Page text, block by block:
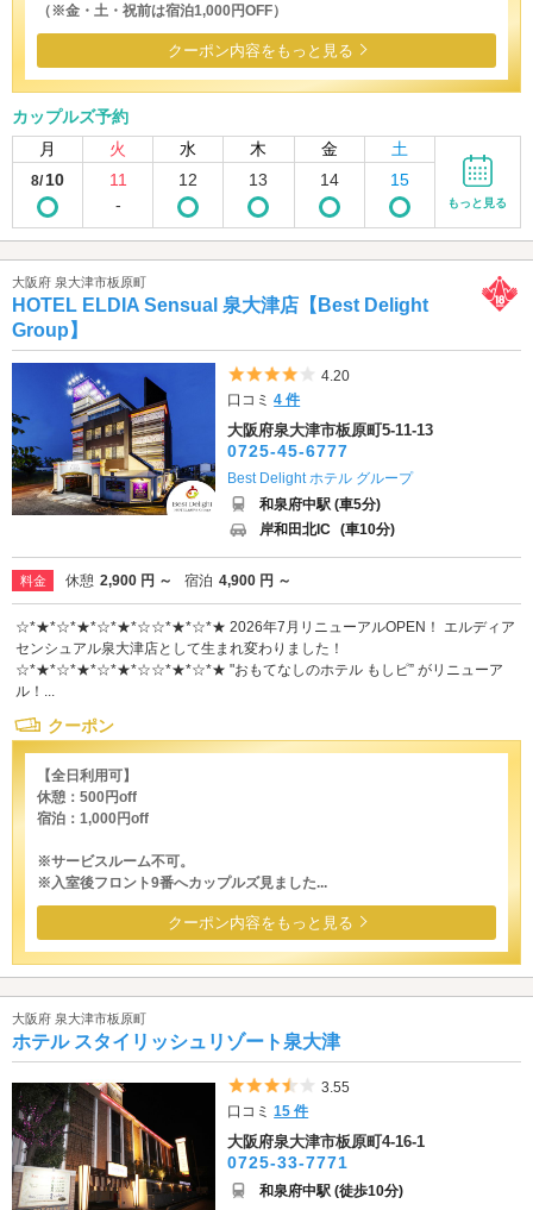
（※金・土・祝前は宿泊1,000円OFF）
クーポン内容をもっと見る
カップルズ予約
月
火 水 木 金 土
8/ 10
11
-
12 13 14 15
もっと見る
大阪府 泉大津市板原町
HOTEL ELDIA Sensual 泉大津店【Best Delight
Group】
5つ星のうち4
4.20
口コミ4 件
大阪府泉大津市板原町5-11-13
0725-45-6777
Best Delight ホテル グループ
和泉府中駅 (車5分)
岸和田北IC (車10分)
料金 休憩 2,900 円 ～ 宿泊 4,900 円 ～
☆*★*☆*★*☆*★*☆☆*★*☆*★ 2026年7月リニューアルOPEN！ エルディア
センシュアル泉大津店として生まれ変わりました！
☆*★*☆*★*☆*★*☆☆*★*☆*★ "おもてなしのホテル もしピ” がリニューア
ル！...
クーポン
【全日利用可】
休憩：500円off
宿泊：1,000円off
※サービスルーム不可。
※入室後フロント9番へカップルズ見ました...
クーポン内容をもっと見る
大阪府 泉大津市板原町
ホテル スタイリッシュリゾート泉大津
5つ星のうち3.5
3.55
口コミ15 件
大阪府泉大津市板原町4-16-1
0725-33-7771
和泉府中駅 (徒歩10分)